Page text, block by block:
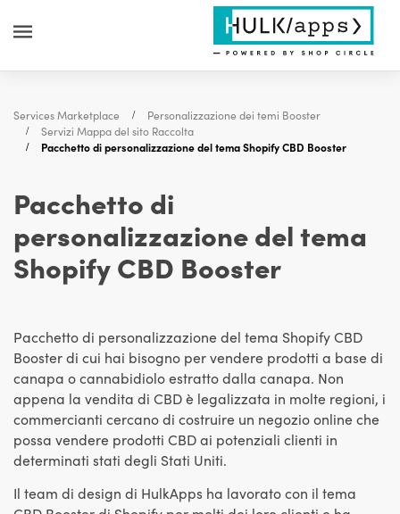
Services Marketplace
Personalizzazione dei temi Booster
Servizi Mappa del sito Raccolta
Pacchetto di personalizzazione del tema Shopify CBD Booster
Pacchetto di
personalizzazione del tema
Shopify CBD Booster
Pacchetto di personalizzazione del tema Shopify CBD
Booster di cui hai bisogno per vendere prodotti a base di
canapa o cannabidiolo estratto dalla canapa. Non
appena la vendita di CBD è legalizzata in molte regioni, i
commercianti cercano di costruire un negozio online che
possa vendere prodotti CBD ai potenziali clienti in
determinati stati degli Stati Uniti.
Il team di design di HulkApps ha lavorato con il tema